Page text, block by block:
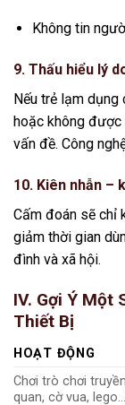
Không tin
9. Thấu hiểu lý
Nếu trẻ lạm
hoặc không
vấn đề. Công
10. Kiên nhẫn –
Cấm đoán sẽ chỉ
giảm thời gian
đình và xã hội.
IV. Gợi Ý Một
Thiết Bị
HOẠT ĐỘNG
Chơi trò chơi
quan, cờ vua,